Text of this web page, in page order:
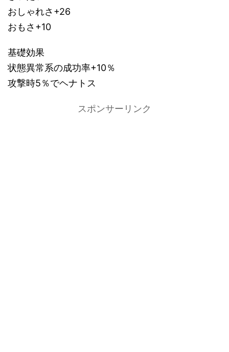
おしゃれさ+26
おもさ+10
基礎効果
状態異常系の成功率+10％
攻撃時5％でヘナトス
スポンサーリンク